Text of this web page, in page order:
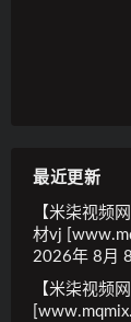
最近更新
【米柒视频
材vj
2026年 8月
【米柒视频